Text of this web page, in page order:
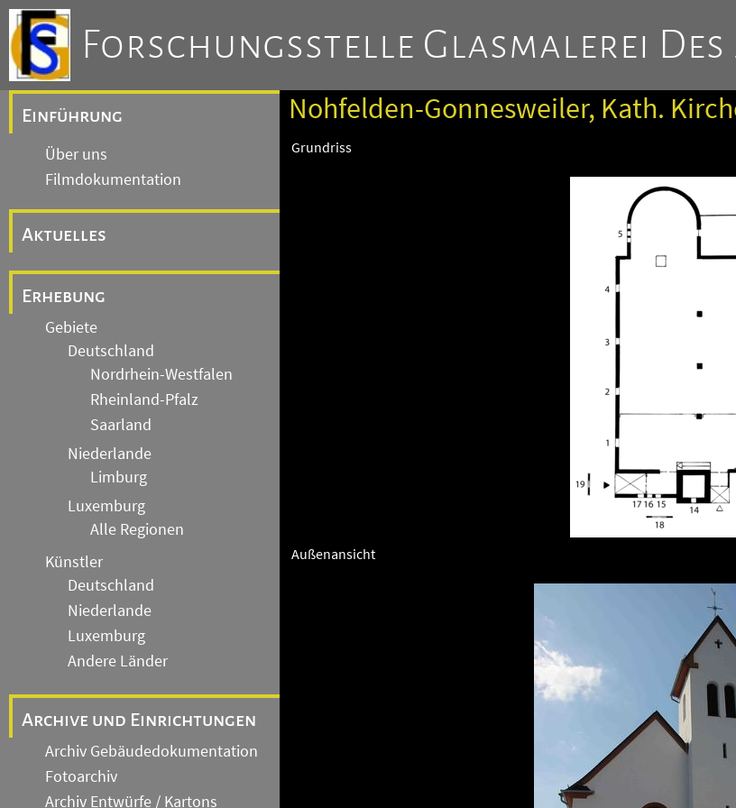
Forschungsstelle Glasmalerei Des
Einführung
Über uns
Filmdokumentation
Aktuelles
Erhebung
Gebiete
Deutschland
Nordrhein-Westfalen
Rheinland-Pfalz
Saarland
Niederlande
Limburg
Luxemburg
Alle Regionen
Künstler
Deutschland
Niederlande
Luxemburg
Andere Länder
Archive und Einrichtungen
Archiv Gebäudedokumentation
Fotoarchiv
Archiv Entwürfe / Kartons
Nohfelden-Gonnesweiler, Kath.
Grundriss
Außenansicht